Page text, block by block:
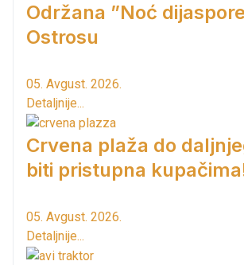
Održana ”Noć
Ostrosu
05. Avgust. 2026.
Detaljnije...
Crvena plaža do
biti pristupna
05. Avgust. 2026.
Detaljnije...